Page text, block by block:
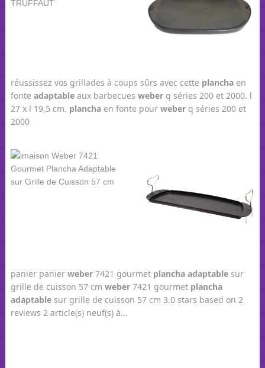
réussissez vos grillades à coups sûrs avec cette planchaen
fonte adaptableaux barbecues weberq séries 200 et 2000. l
27 x l 19,5 cm. planchaen fonte pour weberq séries 200 et
2000
panier panier weber7421 gourmet plancha adaptablesur
grille de cuisson 57 cm weber7421 gourmet plancha
adaptablesur grille de cuisson 57 cm 3.0 stars based on 2
reviews 2 article(s) neuf(s) à...